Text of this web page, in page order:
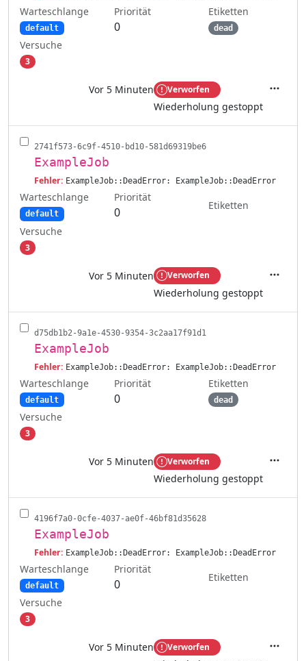
Warteschlange
default
Priorität
0
Etiketten
dead
Versuche
3
Vor 5 Minuten Verworfen
Wiederholung gestoppt
2741f573-6c9f-4510-bd10-581d69319be6
ExampleJob
Fehler: ExampleJob::DeadError: ExampleJob::DeadError
Warteschlange
default
Priorität
0
Etiketten
Versuche
3
Vor 5 Minuten Verworfen
Wiederholung gestoppt
d75db1b2-9a1e-4530-9354-3c2aa17f91d1
ExampleJob
Fehler: ExampleJob::DeadError: ExampleJob::DeadError
Warteschlange
default
Priorität
0
Etiketten
dead
Versuche
3
Vor 5 Minuten Verworfen
Wiederholung gestoppt
4196f7a0-0cfe-4037-ae0f-46bf81d35628
ExampleJob
Fehler: ExampleJob::DeadError: ExampleJob::DeadError
Warteschlange
default
Priorität
0
Etiketten
Versuche
3
Vor 5 Minuten Verworfen